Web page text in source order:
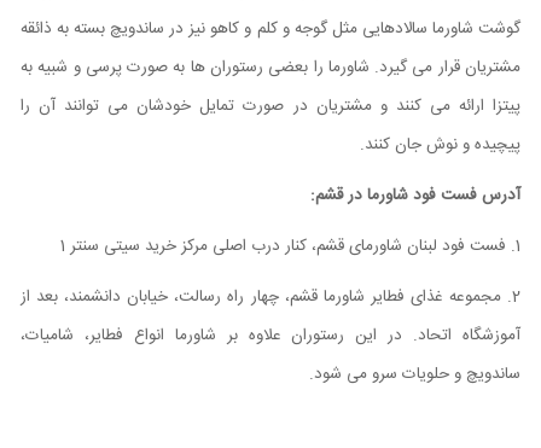
گوشت شاورما سالادهایی مثل گوجه و کلم و کاهو نیز در ساندویچ بسته به ذائقه
مشتریان قرار می گیرد. شاورما را بعضی رستوران ها به صورت پرسی و شبیه به
پیتزا ارائه می کنند و مشتریان در صورت تمایل خودشان می توانند آن را
پیچیده و نوش جان کنند.
آدرس فست فود شاورما در قشم:
1. فست فود لبنان شاورمای قشم، کنار درب اصلی مرکز خرید سیتی سنتر 1
2. مجموعه غذای فطایر شاورما قشم، چهار راه رسالت، خیابان دانشمند، بعد از
آموزشگاه اتحاد. در این رستوران علاوه بر شاورما انواع فطایر، شامیات،
ساندویچ و حلویات سرو می شود.